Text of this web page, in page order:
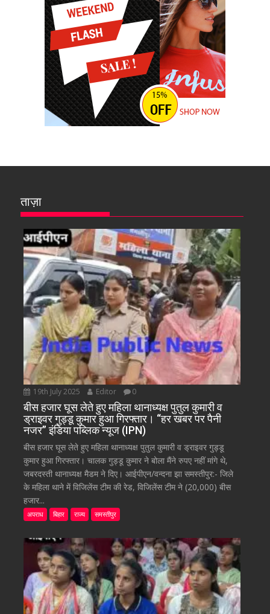
ताज़ा
19th July 2025 Editor 0
बीस हजार घूस लेते हुए महिला थानाध्यक्ष पुतुल कुमारी व
ड्राइवर गुड्डू कुमार हुआ गिरफ्तार। “हर खबर पर पैनी
नजर” इंडिया पब्लिक न्यूज (IPN)
बीस हजार घूस लेते हुए महिला थानाध्यक्ष पुतुल कुमारी व ड्राइवर गुड्डू
कुमार हुआ गिरफ्तार। चालक गुड्डू कुमार ने बोला मैंने रुपए नहीं मांगे थे,
जबरदस्ती थानाध्यक्ष मैडम ने दिए। आईपीएन/वन्दना झा समस्तीपुर:- जिले
के महिला थाने में विजिलेंस टीम की रेड, विजिलेंस टीम ने (20,000) बीस
हजार...
अपराध बिहार राज्य समस्तीपुर